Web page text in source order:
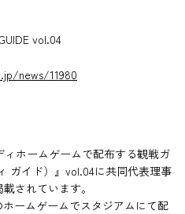
vol.04
news/11980
ィホームゲームで配布する観戦ガ
ガイド）』vol.04に共同代表理事
されています。
ームゲームでスタジアムにて配